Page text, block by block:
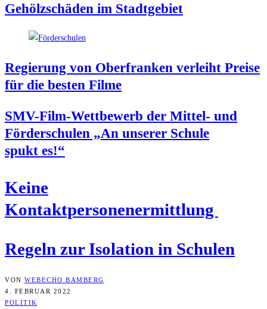
Gehölz­schä­den im Stadtgebiet
Regie­rung von Ober­fran­ken ver­leiht Prei­se
für die bes­ten Filme
SMV-Film-Wett­be­werb der Mit­tel- und
För­der­schu­len „An unse­rer Schu­le
spukt es!“
Kei­ne
Kontaktpersonenermittlung
Regeln zur Iso­la­ti­on in Schulen
VON WEBECHO BAMBERG
4. FEBRUAR 2022
POLITIK